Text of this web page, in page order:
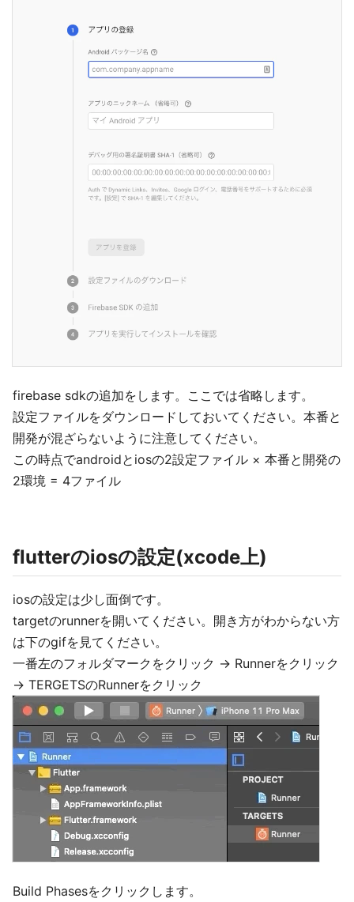
firebase sdkの追加をします。ここでは省略します。
設定ファイルをダウンロードしておいてください。本番と
開発が混ざらないように注意してください。
この時点でandroidとiosの2設定ファイル × 本番と開発の
2環境 = 4ファイル
flutterのiosの設定(xcode上)
iosの設定は少し面倒です。
targetのrunnerを開いてください。開き方がわからない方
は下のgifを見てください。
一番左のフォルダマークをクリック -> Runnerをクリック
-> TERGETSのRunnerをクリック
Build Phasesをクリックします。